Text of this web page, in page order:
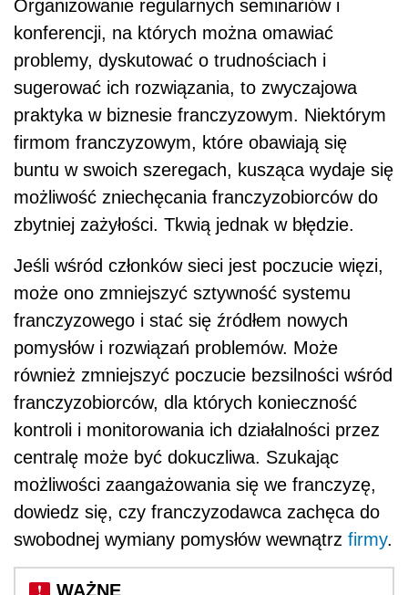
Organizowanie regularnych seminariów i
konferencji, na których można omawiać
problemy, dyskutować o trudnościach i
sugerować ich rozwiązania, to zwyczajowa
praktyka w biznesie franczyzowym. Niektórym
firmom franczyzowym, które obawiają się
buntu w swoich szeregach, kusząca wydaje się
możliwość zniechęcania franczyzobiorców do
zbytniej zażyłości. Tkwią jednak w błędzie.
Jeśli wśród członków sieci jest poczucie więzi,
może ono zmniejszyć sztywność systemu
franczyzowego i stać się źródłem nowych
pomysłów i rozwiązań problemów. Może
również zmniejszyć poczucie bezsilności wśród
franczyzobiorców, dla których konieczność
kontroli i monitorowania ich działalności przez
centralę może być dokuczliwa. Szukając
możliwości zaangażowania się we franczyzę,
dowiedz się, czy franczyzodawca zachęca do
swobodnej wymiany pomysłów wewnątrz firmy.